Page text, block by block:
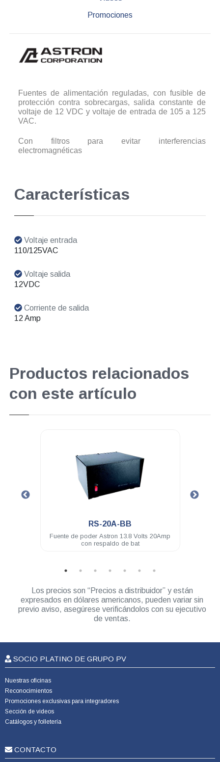
Promociones
Fuentes de alimentación reguladas, con fusible de
protección contra sobrecargas, salida constante de
voltaje de 12 VDC y voltaje de entrada de 105 a 125
VAC.
Con filtros para evitar interferencias
electromagnéticas
Características
Voltaje entrada
110/125VAC
Voltaje salida
12VDC
Corriente de salida
12 Amp
Productos relacionados
con este artículo
Astron 13.8 Volts 20Amp
Fuente de poder Astron 110VAC
Los precios son “Precios a distribuidor” y están
expresados en dólares americanos, pueden variar sin
previo aviso, asegúrese verificándolos con su ejecutivo
de ventas.
SOCIO PLATINO DE GRUPO PV
Nuestras oficinas
Reconocimientos
Promociones exclusivas para integradores
Sección de videos
Catálogos y folletería
CONTACTO